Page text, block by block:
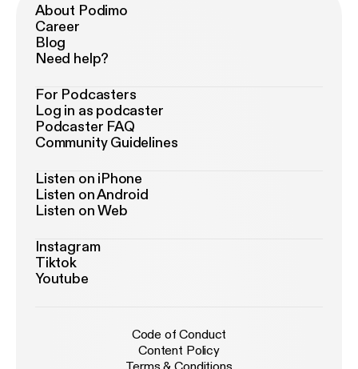
About Podimo
Career
Blog
Need help?
For Podcasters
Log in as podcaster
Podcaster FAQ
Community Guidelines
Listen on iPhone
Listen on Android
Listen on Web
Instagram
Tiktok
Youtube
Code of Conduct
Content Policy